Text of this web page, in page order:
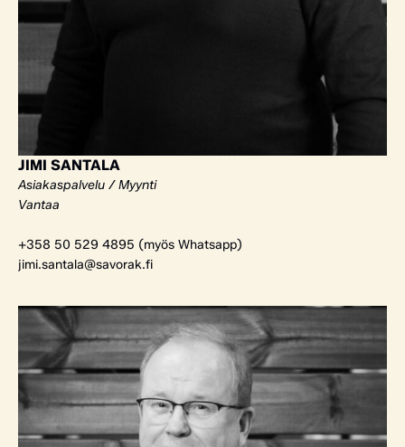
JIMI SANTALA
Asiakaspalvelu / Myynti
Vantaa
+358 50 529 4895 (myös Whatsapp)
jimi.santala@savorak.fi